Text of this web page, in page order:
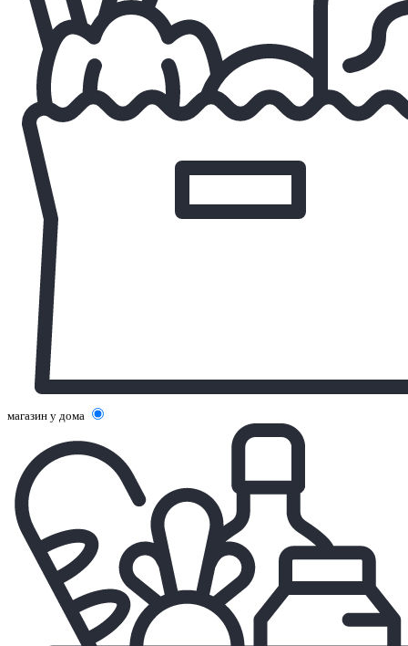
магазин у дома